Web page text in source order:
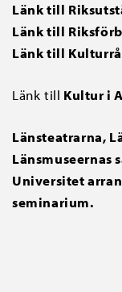
Länk till
Länk till
Länk till
Länk till Kultur i
Länsteatrarna,
Länsmuseernas
Universitet
seminarium.